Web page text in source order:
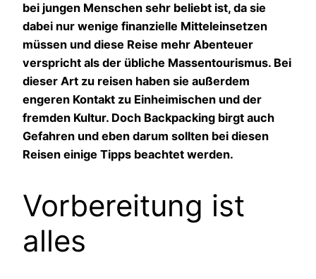
bei jungen Menschen sehr beliebt ist, da sie
dabei nur wenige finanzielle Mitteleinsetzen
müssen und diese Reise mehr Abenteuer
verspricht als der übliche Massentourismus. Bei
dieser Art zu reisen haben sie außerdem
engeren Kontakt zu Einheimischen und der
fremden Kultur. Doch Backpacking birgt auch
Gefahren und eben darum sollten bei diesen
Reisen einige Tipps beachtet werden.
Vorbereitung ist
alles